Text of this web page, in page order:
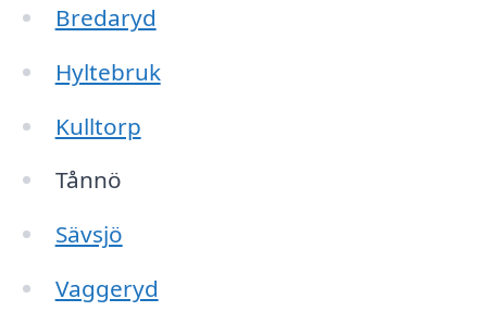
Bredaryd
Hyltebruk
Kulltorp
Tånnö
Sävsjö
Vaggeryd